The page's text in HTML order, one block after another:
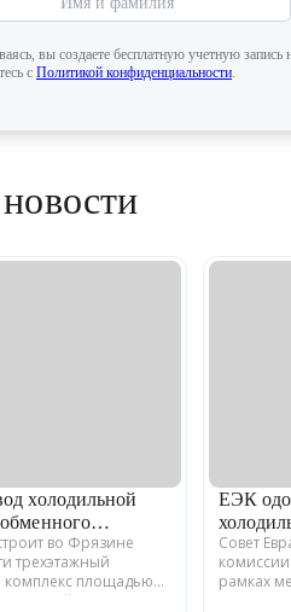
вы создаете бесплатную учетную запись
с Политикой конфиденциальности.
холодильной
во Фрязине
трехэтажный
комплекс площадью
серийного выпуска
ЕЭК
Совет
рамках